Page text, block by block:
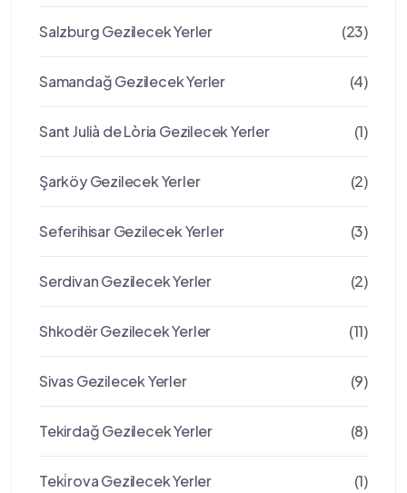
Salzburg Gezilecek Yerler (23)
Samandağ Gezilecek Yerler (4)
Sant Julià de Lòria Gezilecek Yerler (1)
Şarköy Gezilecek Yerler (2)
Seferihisar Gezilecek Yerler (3)
Serdivan Gezilecek Yerler (2)
Shkodër Gezilecek Yerler (11)
Sivas Gezilecek Yerler (9)
Tekirdağ Gezilecek Yerler (8)
Teki̇rova Gezilecek Yerler (1)